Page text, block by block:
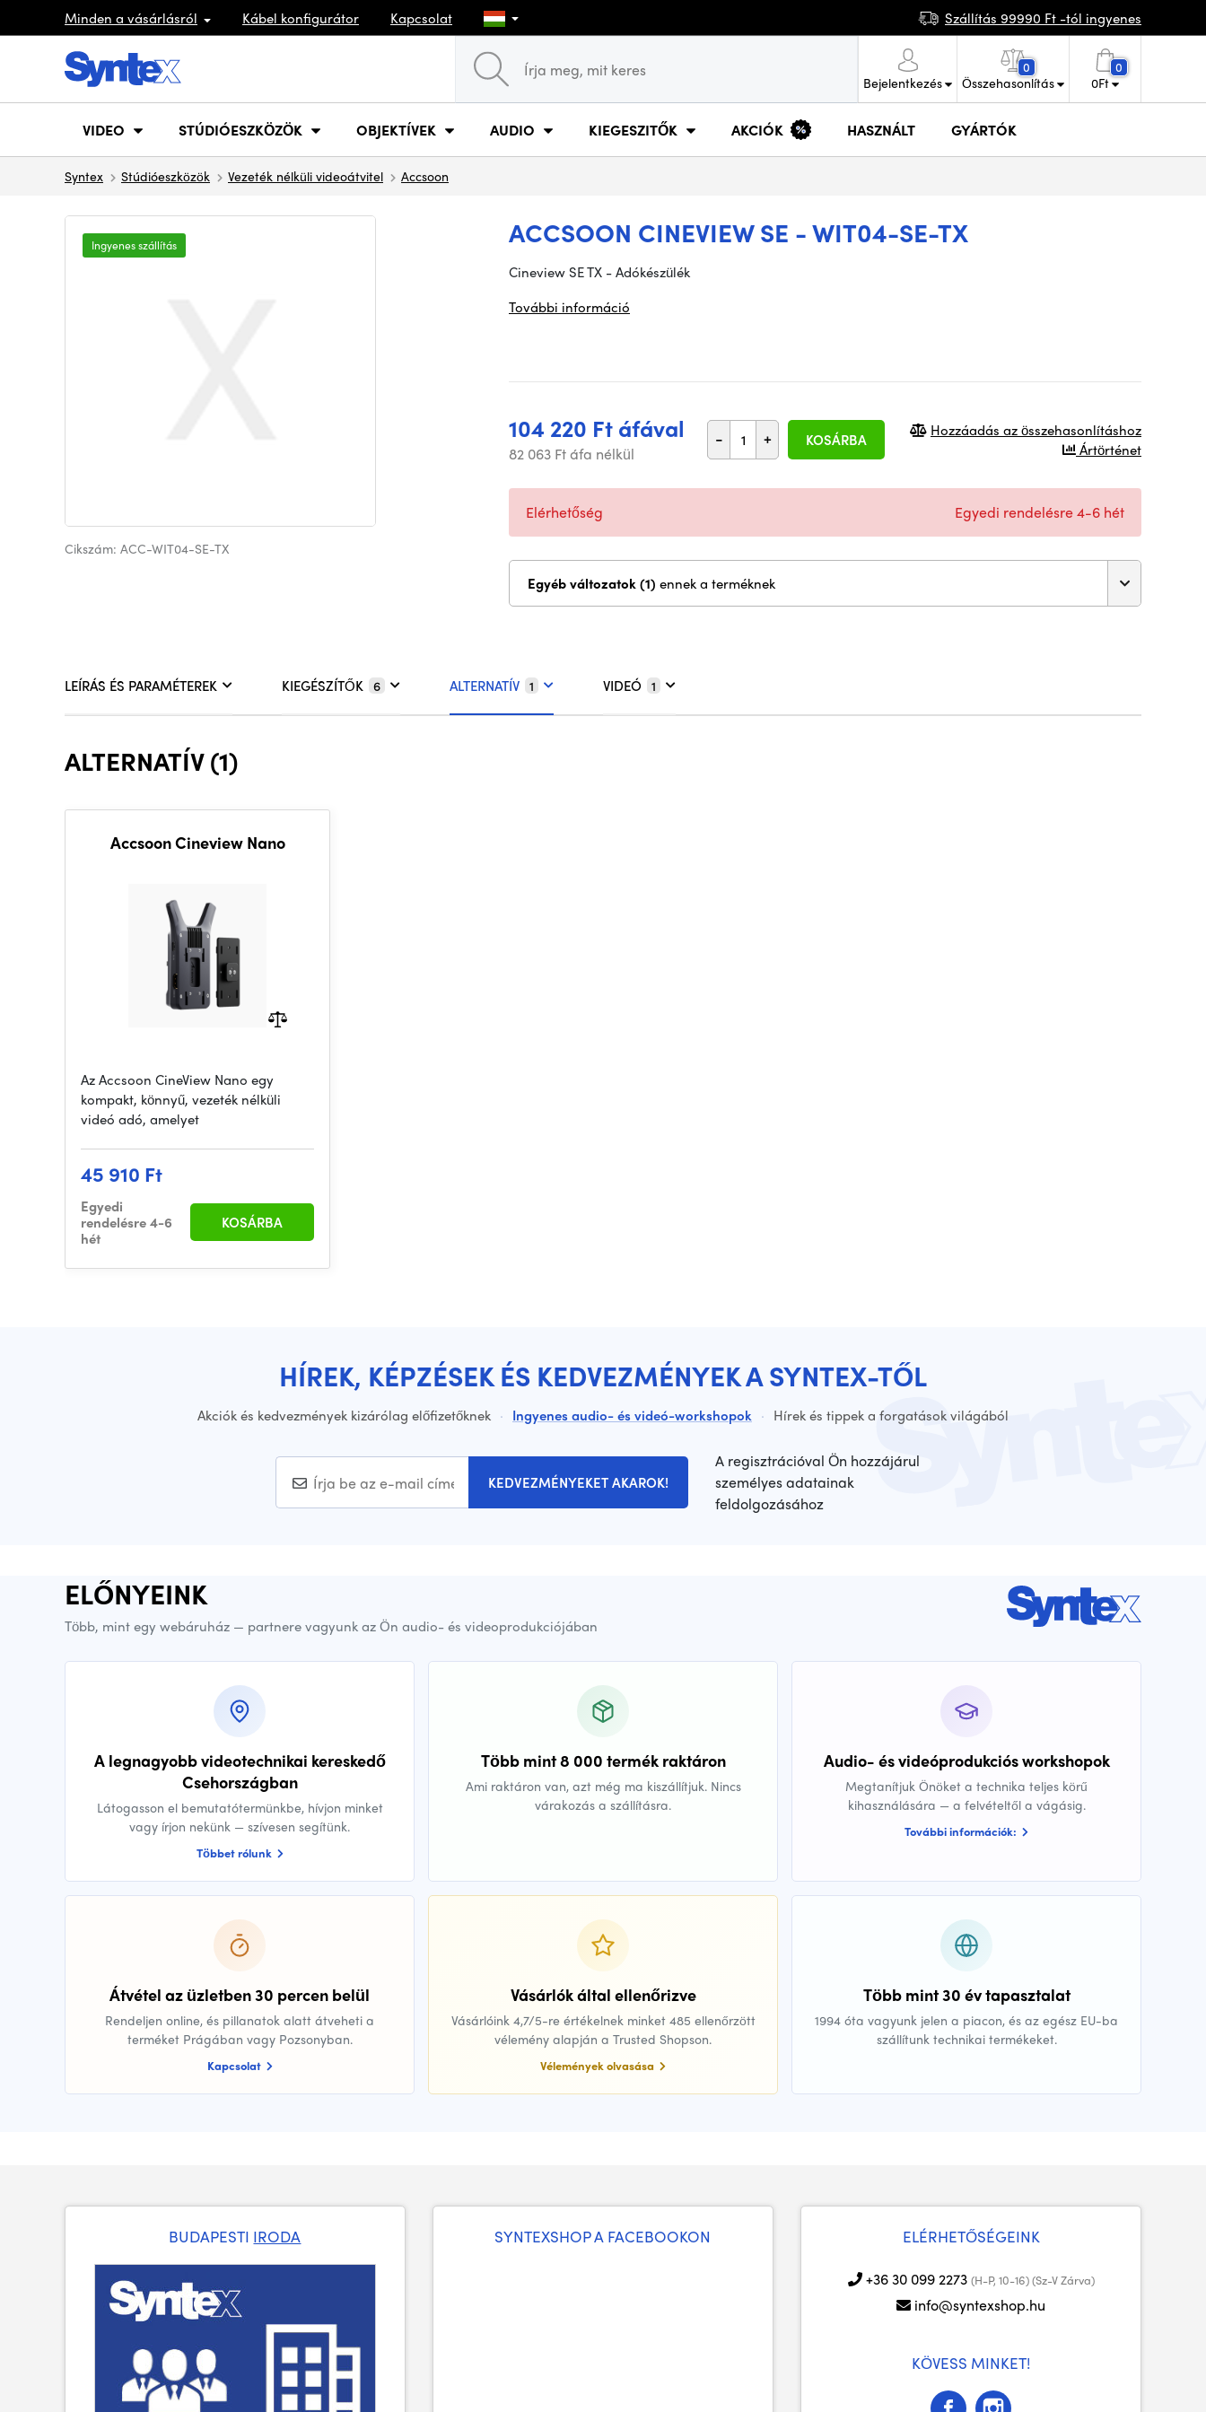
Minden a vásárlásról Kábel konfigurátor Kapcsolat Szállítás 99990 Ft -tól ingyenes
Bejelentkezés
0
Összehasonlítás
0
0Ft
VIDEO STÚDIÓESZKÖZÖK OBJEKTÍVEK AUDIO KIEGESZITŐK AKCIÓK HASZNÁLT GYÁRTÓK
Syntex Stúdióeszközök Vezeték nélküli videoátvitel Accsoon
ACCSOON CINEVIEW SE - WIT04-SE-TX
Ingyenes szállítás
Cikszám: ACC-WIT04-SE-TX
Cineview SE TX - Adókészülék
További információ
104 220 Ft áfával
82 063 Ft áfa nélkül
- + KOSÁRBA
Hozzáadás az összehasonlításhoz
Ártörténet
Elérhetőség Egyedi rendelésre 4-6 hét
Egyéb változatok (1) ennek a terméknek
LEÍRÁS ÉS PARAMÉTEREK KIEGÉSZÍTŐK 6 ALTERNATÍV 1 VIDEÓ 1
ALTERNATÍV (1)
Accsoon Cineview Nano
Az Accsoon CineView Nano egy
kompakt, könnyű, vezeték nélküli
videó adó, amelyet
45 910 Ft
Egyedi
rendelésre 4-6
hét
KOSÁRBA
HÍREK, KÉPZÉSEK ÉS KEDVEZMÉNYEK A SYNTEX-TŐL
Akciók és kedvezmények kizárólag előfizetőknek · Ingyenes audio- és videó-workshopok · Hírek és tippek a forgatások világából
KEDVEZMÉNYEKET AKAROK!
A regisztrációval Ön hozzájárul
személyes adatainak
feldolgozásához
ELŐNYEINK
Több, mint egy webáruház — partnere vagyunk az Ön audio- és videoprodukciójában
A legnagyobb videotechnikai kereskedő
Csehországban
Látogasson el bemutatótermünkbe, hívjon minket
vagy írjon nekünk — szívesen segítünk.
Többet rólunk
Több mint 8 000 termék raktáron
Ami raktáron van, azt még ma kiszállítjuk. Nincs
várakozás a szállításra.
Audio- és videóprodukciós workshopok
Megtanítjuk Önöket a technika teljes körű
kihasználására — a felvételtől a vágásig.
További információk:
Átvétel az üzletben 30 percen belül
Rendeljen online, és pillanatok alatt átveheti a
terméket Prágában vagy Pozsonyban.
Kapcsolat
Vásárlók által ellenőrizve
Vásárlóink 4,7/5-re értékelnek minket 485 ellenőrzött
vélemény alapján a Trusted Shopson.
Vélemények olvasása
Több mint 30 év tapasztalat
1994 óta vagyunk jelen a piacon, és az egész EU-ba
szállítunk technikai termékeket.
BUDAPESTI IRODA SYNTEXSHOP A FACEBOOKON ELÉRHETŐSÉGEINK
+36 30 099 2273 (H-P, 10-16) (Sz-V Zárva)
info@syntexshop.hu
KÖVESS MINKET!